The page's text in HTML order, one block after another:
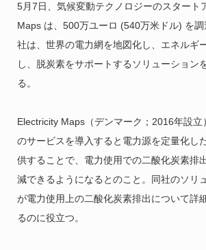
5月7日、気候変動テクノロジーのスタート
Maps は、500万ユーロ (540万米ドル) を調
社は、世界の電力網を地図化し、エネルギ
し、脱炭素をサポートするソリューション
る。
Electricity Maps（デンマーク；2016年設立
のサービスを導入すると電力源を定量化し
供することで、電力使用での二酸化炭素排
減できるようになるとのこと。同社のソリ
が電力使用上の二酸化炭素排出について詳
るのに役立つ。